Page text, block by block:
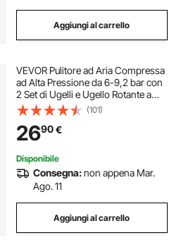
Aggiungi al carrello
VEVOR Pulitore ad Aria Compressa
ad Alta Pressione da 6-9,2 bar con
2 Set di Ugelli e Ugello Rotante a
360°, Pulitore Pulizia Tubo Rotante
in Alluminio per Compressore
d'Aria da 1/4 NPT
(101)
2690€
Disponibile
Consegna:non appena Mar.
Ago. 11
Aggiungi al carrello